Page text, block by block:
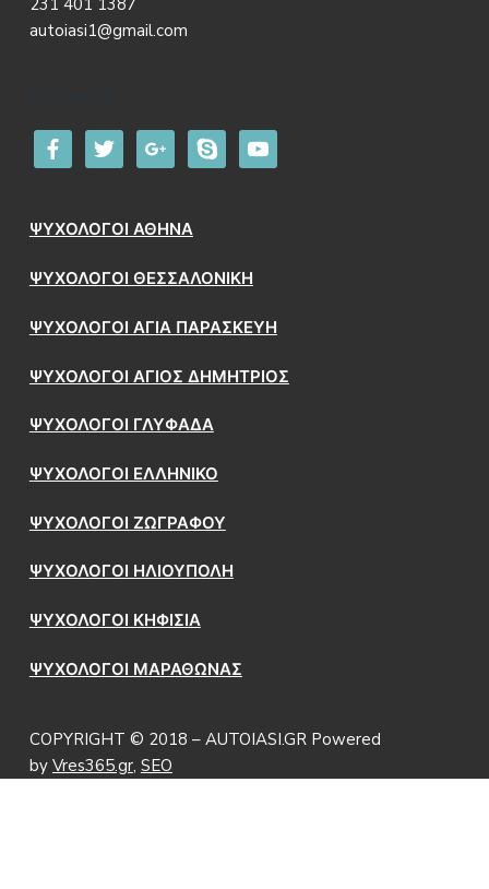
231 401 1387
autoiasi1@gmail.com
facebooktwitter google skype youtube
ΨΥΧΟΛΟΓΟΙ ΑΘΗΝΑ
ΨΥΧΟΛΟΓΟΙ ΘΕΣΣΑΛΟΝΙΚΗ
ΨΥΧΟΛΟΓΟΙ ΑΓΙΑ ΠΑΡΑΣΚΕΥΗ
ΨΥΧΟΛΟΓΟΙ ΑΓΙΟΣ ΔΗΜΗΤΡΙΟΣ
ΨΥΧΟΛΟΓΟΙ ΓΛΥΦΑΔΑ
ΨΥΧΟΛΟΓΟΙ ΕΛΛΗΝΙΚΟ
ΨΥΧΟΛΟΓΟΙ ΖΩΓΡΑΦΟΥ
ΨΥΧΟΛΟΓΟΙ ΗΛΙΟΥΠΟΛΗ
ΨΥΧΟΛΟΓΟΙ ΚΗΦΙΣΙΑ
ΨΥΧΟΛΟΓΟΙ ΜΑΡΑΘΩΝΑΣ
COPYRIGHT © 2018 – AUTOIASI.GR Powered
by Vres365.gr, SEO